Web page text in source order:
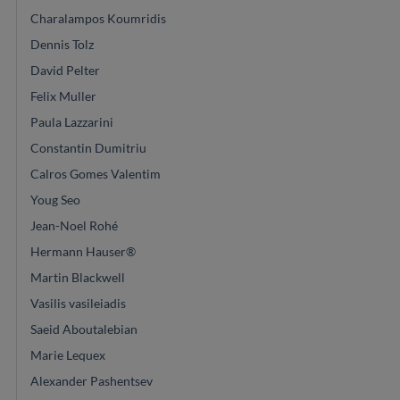
Charalampos Koumridis
Dennis Tolz
David Pelter
Felix Muller
Paula Lazzarini
Constantin Dumitriu
Calros Gomes Valentim
Youg Seo
Jean-Noel Rohé
Hermann Hauser®
Martin Blackwell
Vasilis vasileiadis
Saeid Aboutalebian
Marie Lequex
Alexander Pashentsev